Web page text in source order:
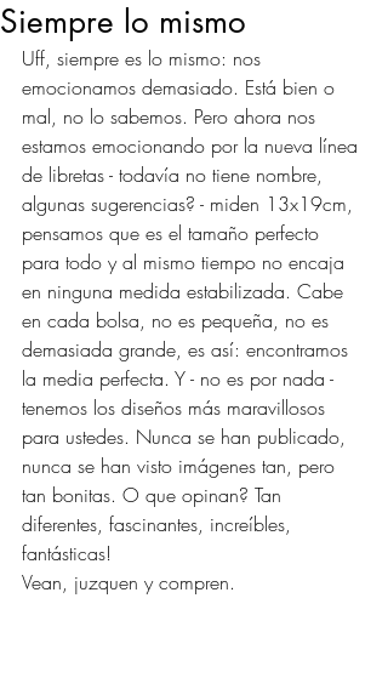
Siempre lo mismo
Uff, siempre es lo mismo: nos
emocionamos demasiado. Está bien o
mal, no lo sabemos. Pero ahora nos
estamos emocionando por la nueva línea
de libretas - todavía no tiene nombre,
algunas sugerencias? - miden 13x19cm,
pensamos que es el tamaño perfecto
para todo y al mismo tiempo no encaja
en ninguna medida estabilizada. Cabe
en cada bolsa, no es pequeña, no es
demasiada grande, es así: encontramos
la media perfecta. Y - no es por nada -
tenemos los diseños más maravillosos
para ustedes. Nunca se han publicado,
nunca se han visto imágenes tan, pero
tan bonitas. O que opinan? Tan
diferentes, fascinantes, increíbles,
fantásticas!
Vean, juzquen y compren.